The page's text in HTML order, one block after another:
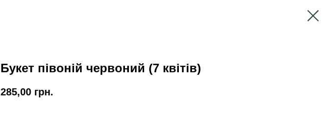
Букет півоній червоний (7 квітів)
285,00 грн.